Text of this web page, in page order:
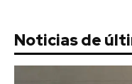
Noticias de